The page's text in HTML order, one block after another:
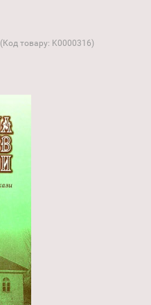
(Код товару: K0000316)